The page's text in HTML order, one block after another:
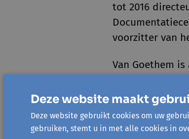
tot 2016
voorzitter van
Van Goethem
Deze website maakt
Deze website gebruikt cookies om uw
gebruiken, stemt u in met alle cookies in